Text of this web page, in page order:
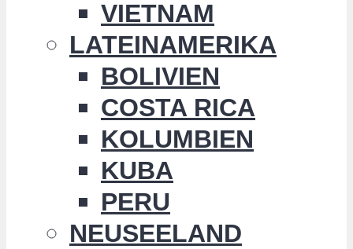
VIETNAM
LATEINAMERIKA
BOLIVIEN
COSTA RICA
KOLUMBIEN
KUBA
PERU
NEUSEELAND